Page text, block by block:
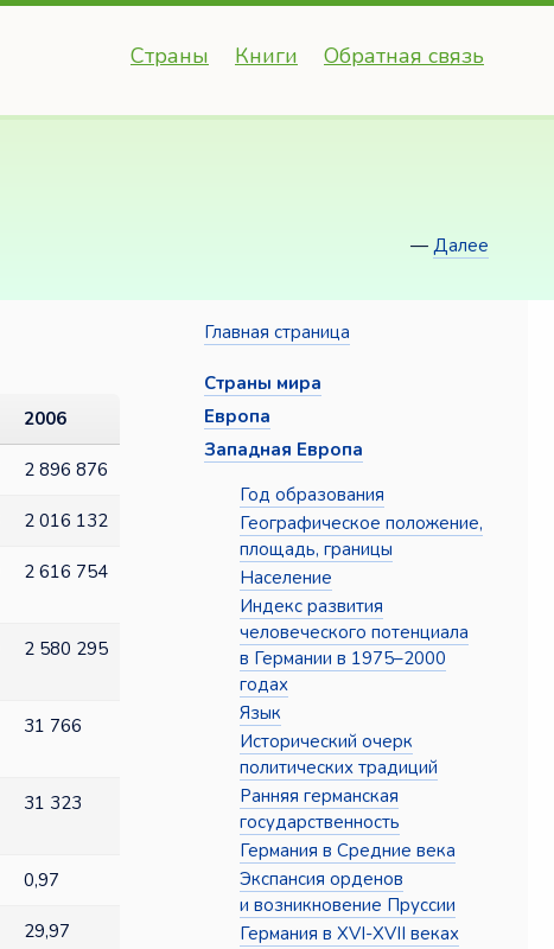
Страны Книги Обратная связь
— Далее
2006
2 896 876
2 016 132
2 616 754
2 580 295
31 766
31 323
0,97
29,97
Главная страница
Страны мира
Европа
Западная Европа
Год образования
Географическое положение,
площадь, границы
Население
Индекс развития
человеческого потенциала
в Германии в 1975–2000
годах
Язык
Исторический очерк
политических традиций
Ранняя германская
государственность
Германия в Средние века
Экспансия орденов
и возникновение Пруссии
Германия в XVI-XVII веках